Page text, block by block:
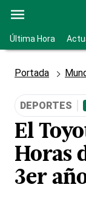
Última Hora
Portada
DEPORTES
El
Horas
3er